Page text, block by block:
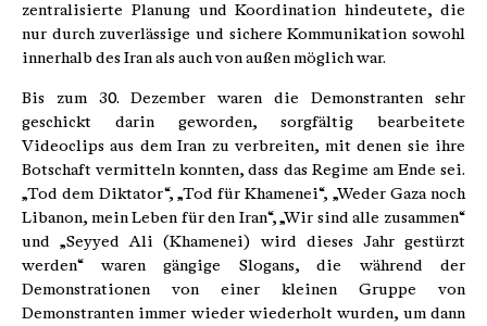
zentralisierte Planung und Koordination hindeutete, die
nur durch zuverlässige und sichere Kommunikation sowohl
innerhalb des Iran als auch von außen möglich war.
Bis zum 30. Dezember waren die Demonstranten sehr
geschickt darin geworden, sorgfältig bearbeitete
Videoclips aus dem Iran zu verbreiten, mit denen sie ihre
Botschaft vermitteln konnten, dass das Regime am Ende sei.
„Tod dem Diktator“, „Tod für Khamenei“, „Weder Gaza noch
Libanon, mein Leben für den Iran“, „Wir sind alle zusammen“
und „Seyyed Ali (Khamenei) wird dieses Jahr gestürzt
werden“ waren gängige Slogans, die während der
Demonstrationen von einer kleinen Gruppe von
Demonstranten immer wieder wiederholt wurden, um dann